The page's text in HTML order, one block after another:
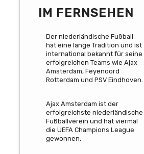
M FERNSEHEN
Der niederländische Fußball
hat eine lange Tradition und ist
international bekannt für seine
erfolgreichen Teams wie Ajax
Amsterdam, Feyenoord
Rotterdam und PSV Eindhoven.
Ajax Amsterdam ist der
erfolgreichste niederländische
Fußballverein und hat viermal
die UEFA Champions League
gewonnen.